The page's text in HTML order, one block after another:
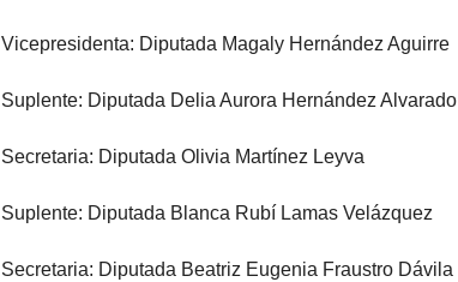
Vicepresidenta: Diputada Magaly Hernández Aguirre
Suplente: Diputada Delia Aurora Hernández Alvarado
Secretaria: Diputada Olivia Martínez Leyva
Suplente: Diputada Blanca Rubí Lamas Velázquez
Secretaria: Diputada Beatriz Eugenia Fraustro Dávila